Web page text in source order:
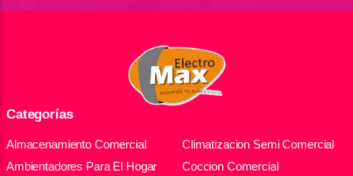
Categorías
Almacenamiento Comercial
Ambientadores Para El Hogar
Climatizacion Semi Comercial
Coccion Comercial